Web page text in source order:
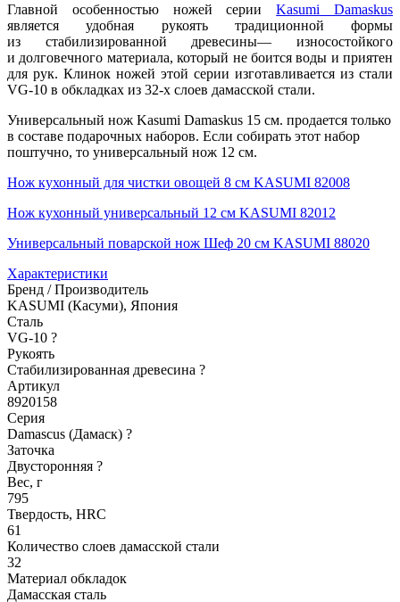
Главной особенностью ножей серииKasumi Damaskus
является удобная рукоять традиционной формы
из стабилизированной древесины— износостойкого
и долговечного материала, который не боится воды и приятен
для рук. Клинок ножей этой серии изготавливается из стали
VG-10 в обкладках из 32-х слоев дамасской стали.
Универсальный нож Kasumi Damaskus 15 см. продается только
в составе подарочных наборов. Если собирать этот набор
поштучно, то универсальный нож 12 см.
Нож кухонный для чистки овощей 8 см KASUMI 82008
Нож кухонный универсальный 12 см KASUMI 82012
Универсальный поварской нож Шеф 20 см KASUMI 88020
Характеристики
Бренд / Производитель
KASUMI (Касуми), Япония
Сталь
VG-10 ?
Рукоять
Стабилизированная древесина ?
Артикул
8920158
Серия
Damascus (Дамаск) ?
Заточка
Двусторонняя ?
Вес, г
795
Твердость, HRC
61
Количество слоев дамасской стали
32
Материал обкладок
Дамасская сталь